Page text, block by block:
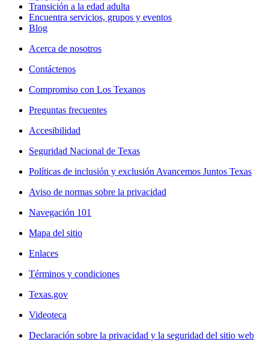
Transición a la edad adulta
Encuentra servicios, grupos y eventos
Blog
Acerca de nosotros
Contáctenos
Compromiso con Los Texanos
Preguntas frecuentes
Accesibilidad
Seguridad Nacional de Texas
Políticas de inclusión y exclusión Avancemos Juntos Texas
Aviso de normas sobre la privacidad
Navegación 101
Mapa del sitio
Enlaces
Términos y condiciones
Texas.gov
Videoteca
Declaración sobre la privacidad y la seguridad del sitio web